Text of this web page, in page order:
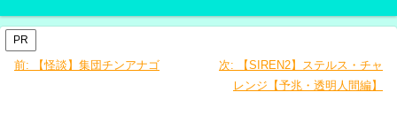
PR
前: 【怪談】集団チンアナゴ 次:
【SIREN2】ステルス・チャ
レンジ【予兆・透明人間編】